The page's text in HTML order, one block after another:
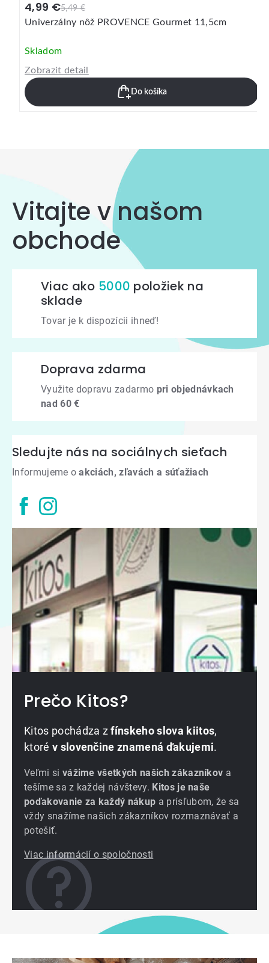
5,49 €
4,99 €
Univerzálny nôž PROVENCE Gourmet 11,5cm
Skladom
Zobrazit detail
Do košíka
Vitajte v našom
obchode
Viac ako 5000 položiek na
sklade
Tovar je k dispozícii ihneď!
Doprava zdarma
Využite dopravu zadarmo pri objednávkach
nad 60 €
Sledujte nás na sociálnych sieťach
Informujeme oakciách, zľavách a súťažiach
Prečo Kitos?
Kitos pochádza zfínskeho slova kiitos,
ktoré v slovenčine znamená ďakujemi.
Veľmi si vážime všetkých našich zákazníkov a
tešíme sa z každej návštevy. Kitos je naše
poďakovanie za každý nákup a prísľubom, že sa
vždy snažíme našich zákazníkov rozmaznávať a
potešiť.
Viac informácií o spoločnosti